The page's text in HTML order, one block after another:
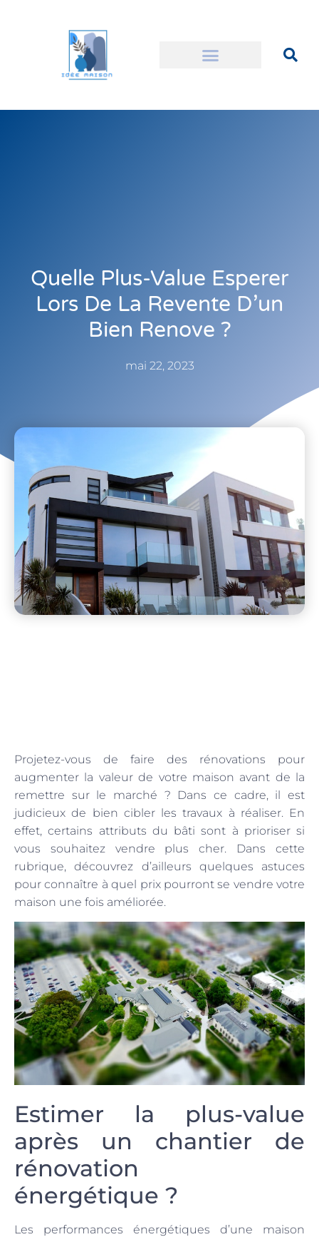
Quelle Plus-Value Esperer
Lors De La Revente D’un
Bien Renove ?
mai 22, 2023
Projetez-vous de faire des rénovations pour
augmenter la valeur de votre maison avant de la
remettre sur le marché ? Dans ce cadre, il est
judicieux de bien cibler les travaux à réaliser. En
effet, certains attributs du bâti sont à prioriser si
vous souhaitez vendre plus cher. Dans cette
rubrique, découvrez d’ailleurs quelques astuces
pour connaître à quel prix pourront se vendre votre
maison une fois améliorée.
Estimer la plus-value
après un chantier de
rénovation
énergétique ?
Les performances énergétiques d’une maison